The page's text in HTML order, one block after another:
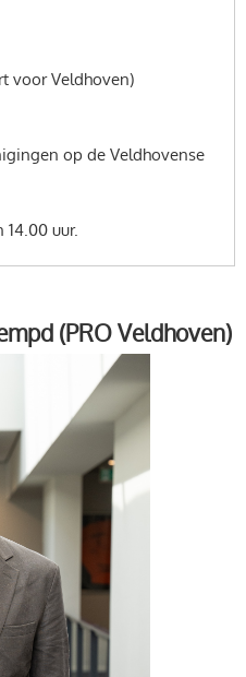
voor Veldhoven)
op de Veldhovense
14.00 uur.
(PRO Veldhoven)